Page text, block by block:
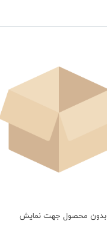
بدون محصول جهت نمایش